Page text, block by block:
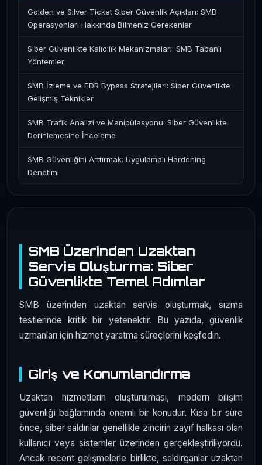
SMB Üzerinden Uzaktan
Servis Oluşturma: Siber
Güvenlikte Temel Adımlar
SMB üzerinden uzaktan servis oluşturmak, sızma
testlerinde kritik bir yetenektir. Bu yazıda, güvenlik
uzmanları için hizmet yaratma süreçlerini keşfedin.
Giriş ve Konumlandırma
Uzaktan hizmetlerin oluşturulması, modern bilişim
güvenliği bağlamında önemli bir konudur. Kısa bir süre
önce, siber saldırılar genellikle zincirin zayıf halkası olan
kullanıcı veya sistemler üzerinden gerçekleştiriliyordu.
Ancak recent gelişmelerle birlikte, saldırganlar uzaktan
Golden ve Silver Ticket Siber Güvenlik Açıkları: SMB
Operasyonları Hakkında Bilmeniz Gerekenler
Siber Güvenlikte Kalıcılık Mekanizmaları: SMB Tabanlı
Yöntemler
SMB İzleme ve EDR Bypass Stratejileri: Siber Güvenlikte
Gelişmiş Teknikler
SMB Trafik Analizi ve Manipülasyonu: Siber Güvenlikte
Derinlemesine İnceleme
SMB Güvenliğini Arttırmak: Uygulamalı Hardening
Denetimi